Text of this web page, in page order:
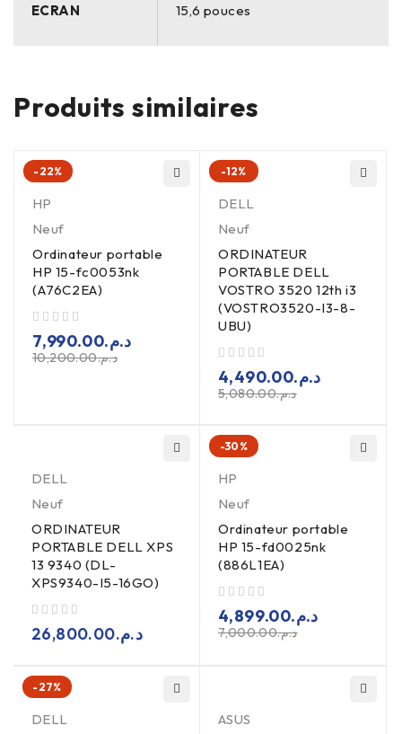
ECRAN 15,6 pouces
Produits similaires
-22%
HP
Neuf
Ordinateur portable
HP 15-fc0053nk
(A76C2EA)
د.م.10,200.00
د.م.7,990.00
-12%
DELL
Neuf
ORDINATEUR
PORTABLE DELL
VOSTRO 3520 12th i3
(VOSTRO3520-I3-8-
UBU)
د.م.5,080.00
د.م.4,490.00
DELL
Neuf
ORDINATEUR
PORTABLE DELL XPS
13 9340 (DL-
XPS9340-I5-16GO)
د.م.26,800.00
-30%
HP
Neuf
Ordinateur portable
HP 15-fd0025nk
(886L1EA)
د.م.7,000.00
د.م.4,899.00
-27%
DELL
ASUS